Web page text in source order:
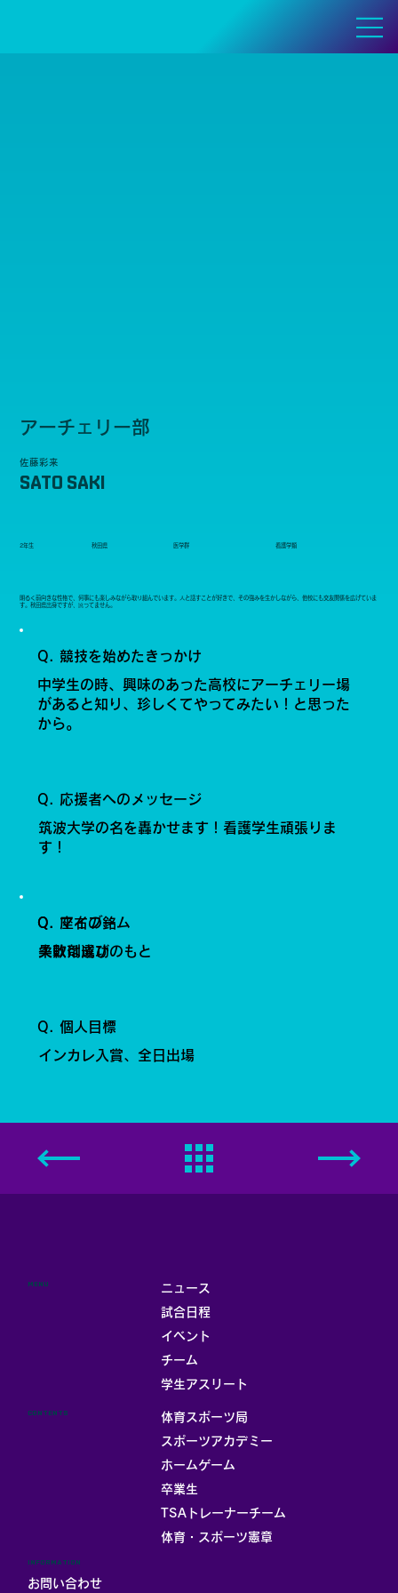
アーチェリー部
佐藤彩来
SATO SAKI
2年生 秋田県 医学群 看護学類
Q. 競技を始めたきっかけ
中学生の時、興味のあった高校にアーチェリー場
があると知り、珍しくてやってみたい！と思った
から。
失敗は成功のもと
Q. 座右の銘
柔軟剤選び
Q. マイブーム
インカレ入賞、全日出場
Q. 個人目標
Q. 応援者へのメッセージ
筑波大学の名を轟かせます！看護学生頑張りま
す！
明るく前向きな性格で、何事にも楽しみながら取り組んでいます。人と話すことが好きで、その強みを生かしながら、他校にも交友関係を広げていま
す。秋田県出身ですが、訛ってません。
ニュース
試合日程
イベント
チーム
学生アスリート
MENU
体育スポーツ局
スポーツアカデミー
ホームゲーム
卒業生
TSAトレーナーチーム
体育・スポーツ憲章
CONTENTS
INFORMATION
お問い合わせ